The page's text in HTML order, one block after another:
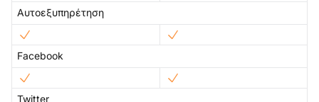
Αυτοεξυπηρέτηση
Facebook
Twitter